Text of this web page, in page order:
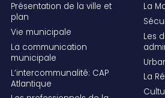
Présentation de la ville et
plan
Vie municipale
La communication
municipale
L’intercommunalité: CAP
Atlantique
La
Les
La